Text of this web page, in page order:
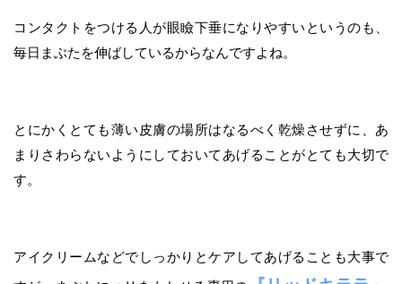
コンタクトをつける人が眼瞼下垂になりやすいというのも、
毎日まぶたを伸ばしているからなんですよね。
とにかくとても薄い皮膚の場所はなるべく乾燥させずに、あ
まりさわらないようにしておいてあげることがとても大切で
す。
アイクリームなどでしっかりとケアしてあげることも大事で